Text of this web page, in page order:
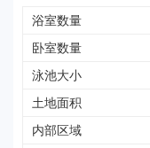
浴室数量
卧室数量
泳池大小
土地面积
内部区域